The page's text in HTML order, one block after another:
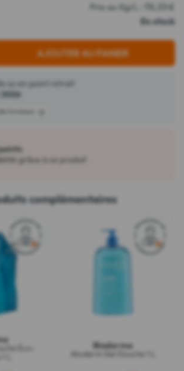
Prix au Kg/L : 115,33 €
En stock
AJOUTER AU PANIER
ou en point retrait
2026
livraison
points
grâce à ce produit
complémentaires
Éco-
L
Bioderma
Atoderm Gel Douche 1 L